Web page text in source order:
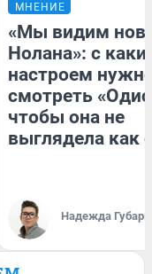
МНЕНИЕ
«Мы видим
Нолана»: с
настроем
смотреть
чтобы она не
выглядела как
Надежда Губарь